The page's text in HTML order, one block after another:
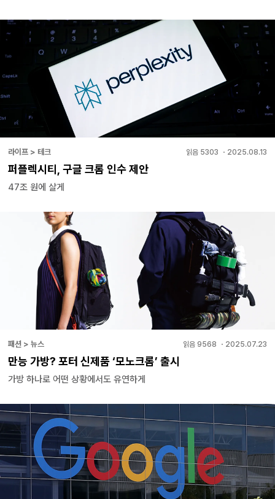
라이프 > 테크 읽음 5303 ・ 2025.08.13
퍼플렉시티, 구글 크롬 인수 제안
47조 원에 살게
패션 > 뉴스 읽음 9568 ・ 2025.07.23
만능 가방? 포터 신제품 ‘모노크롬’ 출시
가방 하나로 어떤 상황에서도 유연하게